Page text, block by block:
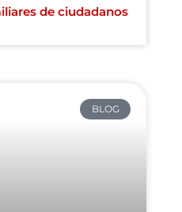
de ciudadanos
BLOG